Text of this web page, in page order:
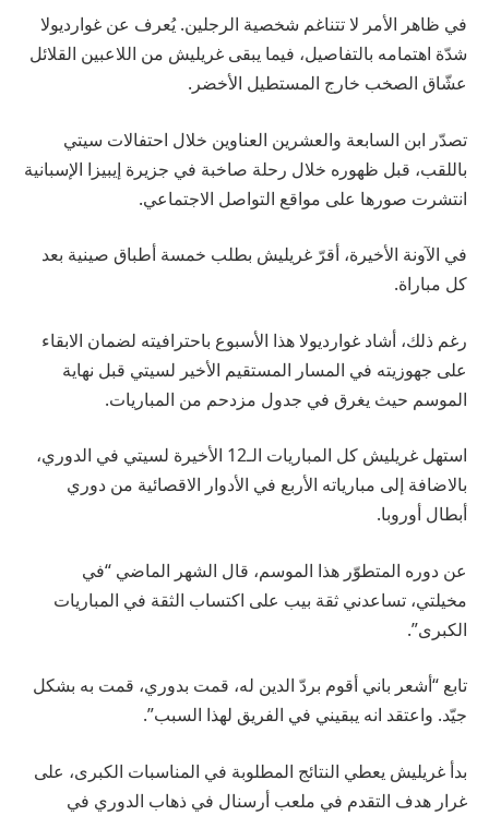
في ظاهر الأمر لا تتناغم شخصية الرجلين. يُعرف عن غوارديولا
شدّة اهتمامه بالتفاصيل، فيما يبقى غريليش من اللاعبين القلائل
عشّاق الصخب خارج المستطيل الأخضر.
تصدّر ابن السابعة والعشرين العناوين خلال احتفالات سيتي
باللقب، قبل ظهوره خلال رحلة صاخبة في جزيرة إيبيزا الإسبانية
انتشرت صورها على مواقع التواصل الاجتماعي.
في الآونة الأخيرة، أقرّ غريليش بطلب خمسة أطباق صينية بعد
كل مباراة.
رغم ذلك، أشاد غوارديولا هذا الأسبوع باحترافيته لضمان الابقاء
على جهوزيته في المسار المستقيم الأخير لسيتي قبل نهاية
الموسم حيث يغرق في جدول مزدحم من المباريات.
استهل غريليش كل المباريات الـ12 الأخيرة لسيتي في الدوري،
بالاضافة إلى مبارياته الأربع في الأدوار الاقصائية من دوري
أبطال أوروبا.
عن دوره المتطوّر هذا الموسم، قال الشهر الماضي “في
مخيلتي، تساعدني ثقة بيب على اكتساب الثقة في المباريات
الكبرى”.
تابع “أشعر باني أقوم بردّ الدين له، قمت بدوري، قمت به بشكل
جيّد. واعتقد انه يبقيني في الفريق لهذا السبب”.
بدأ غريليش يعطي النتائج المطلوبة في المناسبات الكبرى، على
غرار هدف التقدم في ملعب أرسنال في ذهاب الدوري في